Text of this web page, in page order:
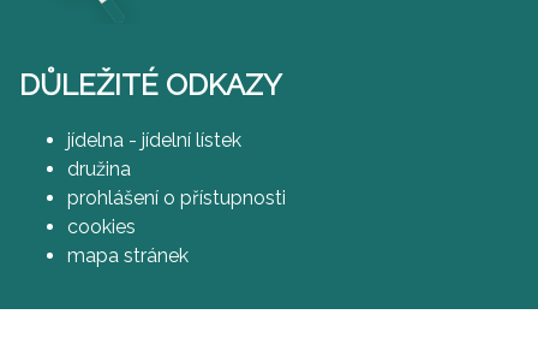
DŮLEŽITÉ ODKAZY
jídelna - jídelní lístek
družina
prohlášení o přístupnosti
cookies
mapa stránek